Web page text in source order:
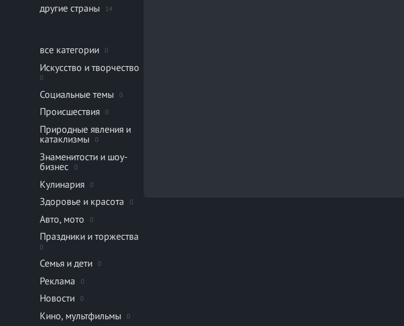
другие страны 14
все категории 0
Искусство и творчество
0
Социальные темы 0
Происшествия 0
Природные явления и
катаклизмы
0
Знаменитости и шоу-
бизнес
0
Кулинария 0
Здоровье и красота 0
Авто, мото 0
Праздники и торжества
0
Семья и дети 0
Реклама 0
Новости 0
Кино, мультфильмы 0